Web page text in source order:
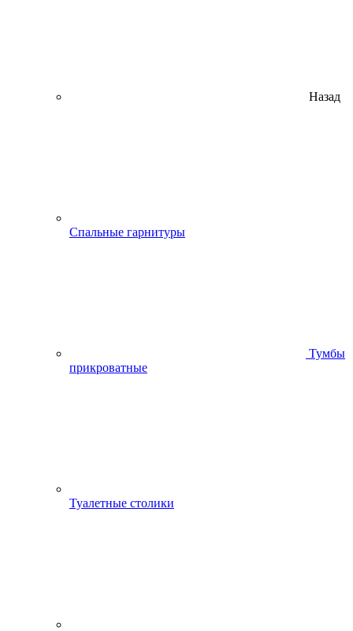
Назад
Спальные гарнитуры
Тумбы
прикроватные
Туалетные столики